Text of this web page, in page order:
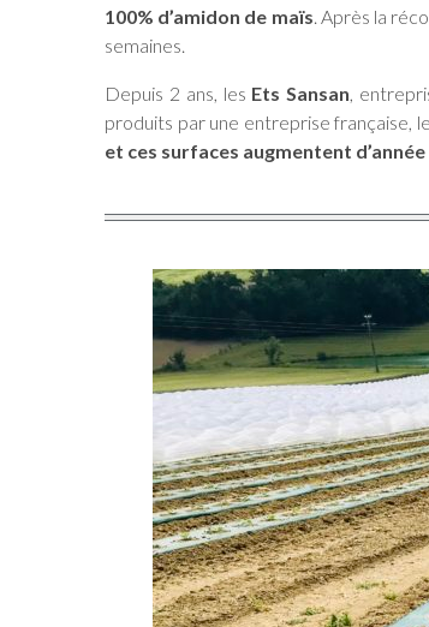
100% d’amidon de maïs. Après la
semaines.
Depuis 2 ans, les Ets Sansan,
produits par une entreprise française,
et ces surfaces augmentent d’année